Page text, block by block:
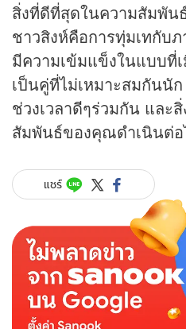
สิ่งที่ดีที่สุดในความสัมพัน
ชาวสิงห์คือการทุ่มเทกับ
มีความเข้มแข็งในแบบที่
เป็นคู่ที่ไม่เหมาะสมกันนั
ช่วงเวลาดีๆร่วมกัน และ
สัมพันธ์ของคุณดำเนินต่อ
แชร์